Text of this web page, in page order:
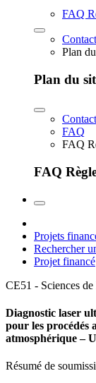
FAQ
Contact
Plan
Plan du
Contact
FAQ
FAQ
FAQ
Projets
Rechercher
Projet financé
CE51 - Sciences de
Diagnostic laser
pour les procédés
atmosphérique –
Résumé de